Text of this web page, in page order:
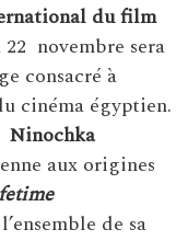
du film
novembre sera
consacré à
cinéma égyptien.
Ninochka
aux origines
de sa